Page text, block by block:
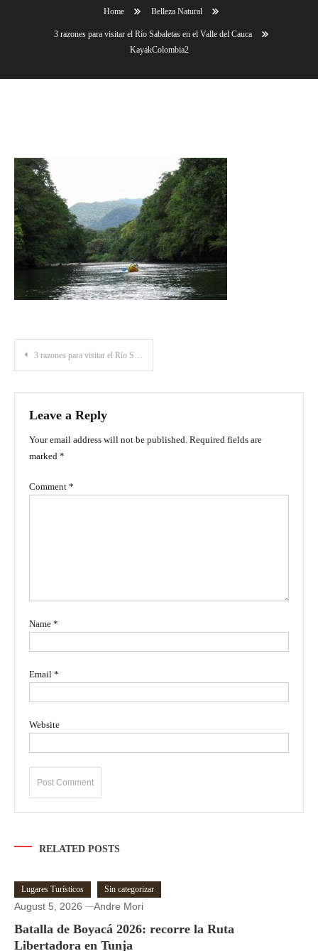
Home Belleza Natural
3 razones para visitar el Río Sabaletas en el Valle del Cauca
KayakColombia2
Post
navigation
3 razones para visitar el Río Sabaletas en el Valle del Cauca
Leave a Reply
Your email address will not be published. Required fields are
marked *
Comment *
Name *
Email *
Website
RELATED POSTS
Lugares Turísticos Sin categorizar
August 5, 2026 Andre Mori
Batalla de Boyacá 2026: recorre la Ruta
Libertadora en Tunja